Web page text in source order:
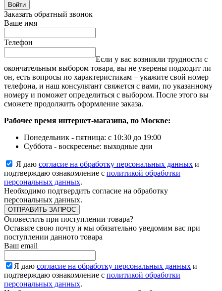
Войти
Заказать обратный звонок
Ваше имя
Телефон
Если у вас возникли трудности с
окончательным выбором товара, вы не уверены подходит ли
он, есть вопросы по характеристикам – укажите свой номер
телефона, и наш консультант свяжется с вами, по указанному
номеру и поможет определиться с выбором. После этого вы
сможете продолжить оформление заказа.
Рабочее время интернет-магазина, по Москве:
Понедельник - пятница: с 10:30 до 19:00
Суббота - воскресенье: выходные дни
Я даю согласие на обработку персональных данных и
подтверждаю ознакомление с политикой обработки
персональных данных.
Необходимо подтвердить согласие на обработку
персональных данных.
ОТПРАВИТЬ ЗАПРОС
Оповестить при поступлении товара?
Оставьте свою почту и мы обязательно уведомим вас при
поступлении данното товара
Ваш email
Я даю согласие на обработку персональных данных и
подтверждаю ознакомление с политикой обработки
персональных данных.